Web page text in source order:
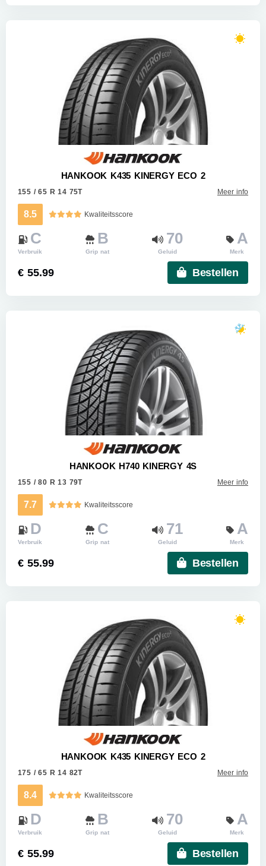
HANKOOK K435 KINERGY ECO 2
155 / 65 R 14 75T Meer info
8.5 Kwaliteitsscore
C
Verbruik
B
Grip nat
70
Geluid
A
Merk
€ 55.99 Bestellen
HANKOOK H740 KINERGY 4S
155 / 80 R 13 79T Meer info
7.7 Kwaliteitsscore
D
Verbruik
C
Grip nat
71
Geluid
A
Merk
€ 55.99 Bestellen
HANKOOK K435 KINERGY ECO 2
175 / 65 R 14 82T Meer info
8.4 Kwaliteitsscore
D
Verbruik
B
Grip nat
70
Geluid
A
Merk
€ 55.99 Bestellen